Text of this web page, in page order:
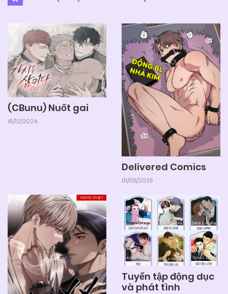
(CBunu) Nuốt gai
16/12/2024
Delivered Comics
01/05/2025
Tuyển tập động dục
và phát tình